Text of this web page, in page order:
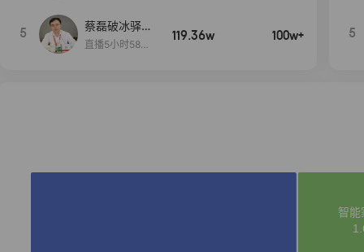
5
蔡磊破冰驿站
直播间好物分
直播5小时58分
119.36w 100w+ 5